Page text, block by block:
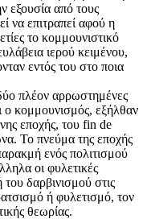
εξουσία από τους
να επιτραπεί αφού η
το κομμουνιστικό
ιερού κειμένου,
εντός του στο ποια
πλέον αρρωστημένες
ο κομμουνισμός, εξήλθαν
εποχής, του fin de
Το πνεύμα της εποχής
ενός πολιτισμού
οι φυλετικές
δαρβινισμού στις
ή φυλετισμό, τον
θεωρίας.